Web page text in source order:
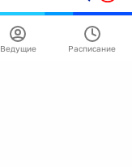
Ведущие Расписание